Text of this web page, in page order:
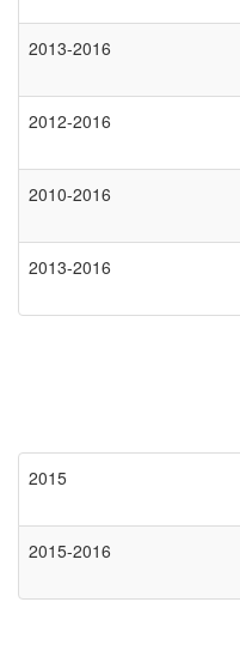
2013-2016
2012-2016
2010-2016
2013-2016
2015
2015-2016